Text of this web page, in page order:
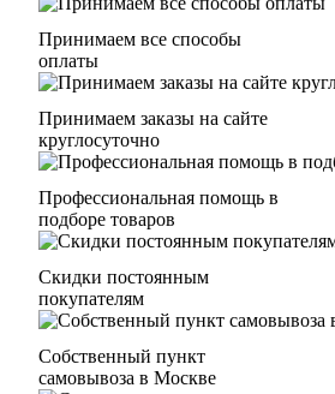
Принимаем все способы
оплаты
Принимаем заказы на сайте
круглосуточно
Профессиональная помощь в
подборе товаров
Скидки постоянным
покупателям
Собственный пункт
самовывоза в Москве